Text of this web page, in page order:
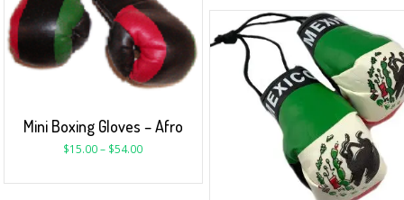
Mini Boxing Gloves – Afro
$15.00– $54.00